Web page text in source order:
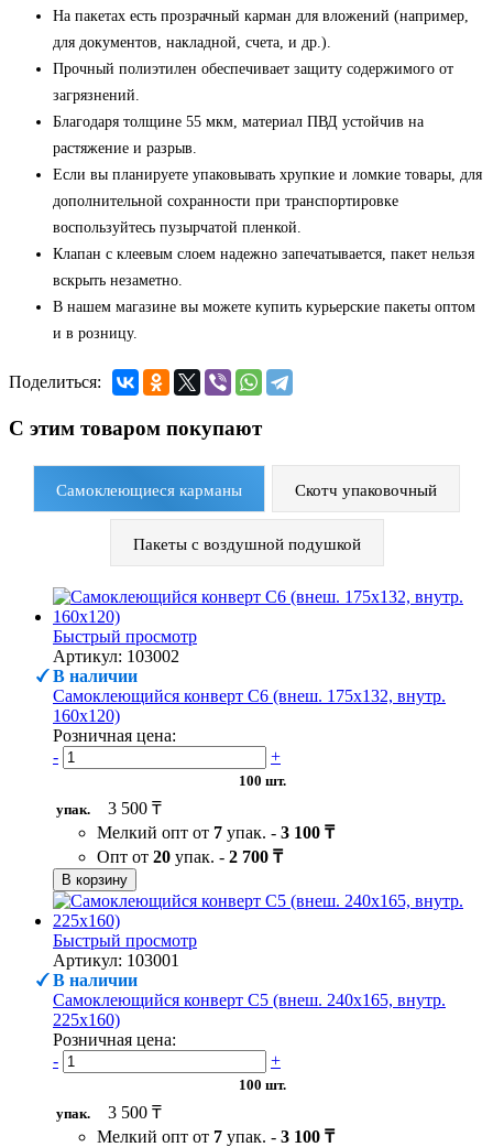
На пакетах есть прозрачный карман для вложений (например,
для документов, накладной, счета, и др.).
Прочный полиэтилен обеспечивает защиту содержимого от
загрязнений.
Благодаря толщине 55 мкм, материал ПВД устойчив на
растяжение и разрыв.
Если вы планируете упаковывать хрупкие и ломкие товары, для
дополнительной сохранности при транспортировке
воспользуйтесь пузырчатой пленкой.
Клапан с клеевым слоем надежно запечатывается, пакет нельзя
вскрыть незаметно.
В нашем магазине вы можете купить курьерские пакеты оптом
и в розницу.
Поделиться:
С этим товаром покупают
Самоклеющиеся карманы Скотч упаковочный
Пакеты с воздушной подушкой
Быстрый просмотр
Артикул: 103002
В наличии
Самоклеющийся конверт С6 (внеш. 175х132, внутр.
160х120)
Розничная цена:
-
+
100 шт.
упак.
3 500 ₸
Мелкий опт от 7 упак. - 3 100 ₸
Опт от 20 упак. - 2 700 ₸
В корзину
Быстрый просмотр
Артикул: 103001
В наличии
Самоклеющийся конверт С5 (внеш. 240х165, внутр.
225х160)
Розничная цена:
-
+
100 шт.
упак.
3 500 ₸
Мелкий опт от 7 упак. - 3 100 ₸